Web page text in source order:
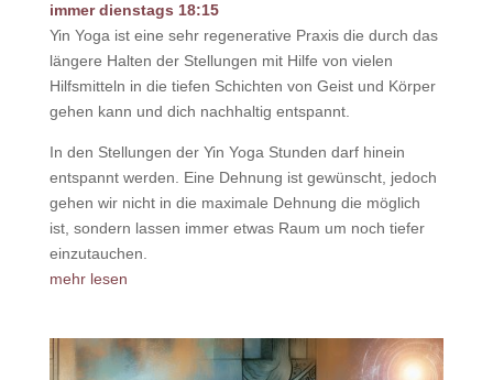
immer dienstags 18:15
Yin Yoga ist eine sehr regenerative Praxis die durch das
längere Halten der Stellungen mit Hilfe von vielen
Hilfsmitteln in die tiefen Schichten von Geist und Körper
gehen kann und dich nachhaltig entspannt.
In den Stellungen der Yin Yoga Stunden darf hinein
entspannt werden. Eine Dehnung ist gewünscht, jedoch
gehen wir nicht in die maximale Dehnung die möglich
ist, sondern lassen immer etwas Raum um noch tiefer
einzutauchen.
mehr lesen